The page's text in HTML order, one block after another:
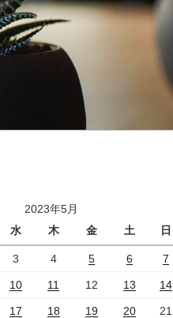
2023年5月
水 木 金 土 日
3 4 5 6 7
10 11 12 13 14
17 18 19 20 21